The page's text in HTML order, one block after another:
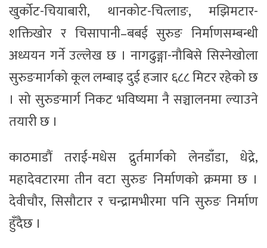
खुर्कोट-चियाबारी, थानकोट-चित्लाङ, मझिमटार-
शक्तिखोर र चिसापानी–बबई सुरुङ निर्माणसम्बन्धी
अध्ययन गर्ने उल्लेख छ । नागढुङ्गा-नौबिसे सिस्नेखोला
सुरुङमार्गको कूल लम्बाइ दुई हजार ६८८ मिटर रहेको छ
। सो सुरुङमार्ग निकट भविष्यमा नै सञ्चालनमा ल्याउने
तयारी छ ।
काठमाडौं तराई-मधेस द्रुर्तमार्गको लेनडाँडा, धेद्रे,
महादेवटारमा तीन वटा सुरुङ निर्माणको क्रममा छ ।
देवीचौर, सिसौटार र चन्द्रामभीरमा पनि सुरुङ निर्माण
हुँदैछ ।